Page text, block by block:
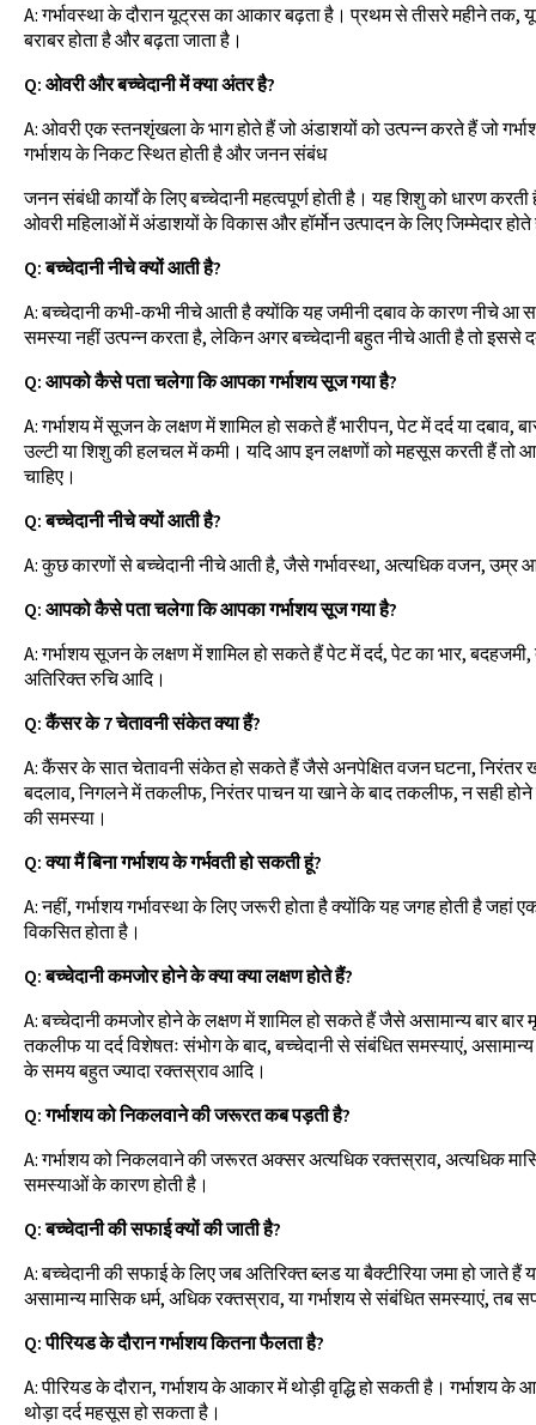
A: गर्भावस्था के दौरान यूट्रस का आकार बढ़ता है। प्रथम से तीसरे महीने
बराबर होता है और बढ़ता जाता है।
Q: ओवरी और बच्चेदानी में क्या अंतर है?
A: ओवरी एक स्तनशृंखला के भाग होते हैं जो अंडाशयों को उत्पन्न करते हैं जो
गर्भाशय के निकट स्थित होती है और जनन संबंध
जनन संबंधी कार्यों के लिए बच्चेदानी महत्वपूर्ण होती है। यह शिशु को धारण
ओवरी महिलाओं में अंडाशयों के विकास और हॉर्मोन उत्पादन के लिए जिम्मेदार
Q: बच्चेदानी नीचे क्यों आती है?
A: बच्चेदानी कभी-कभी नीचे आती है क्योंकि यह जमीनी दबाव के कारण नीचे आ
समस्या नहीं उत्पन्न करता है, लेकिन अगर बच्चेदानी बहुत नीचे आती है तो इससे
Q: आपको कैसे पता चलेगा कि आपका गर्भाशय सूज गया है?
A: गर्भाशय में सूजन के लक्षण में शामिल हो सकते हैं भारीपन, पेट में दर्द या दबाव,
उल्टी या शिशु की हलचल में कमी। यदि आप इन लक्षणों को महसूस करती हैं तो
चाहिए।
Q: बच्चेदानी नीचे क्यों आती है?
A: कुछ कारणों से बच्चेदानी नीचे आती है, जैसे गर्भावस्था, अत्यधिक वजन, उम्र
Q: आपको कैसे पता चलेगा कि आपका गर्भाशय सूज गया है?
A: गर्भाशय सूजन के लक्षण में शामिल हो सकते हैं पेट में दर्द, पेट का भार,
अतिरिक्त रुचि आदि।
Q: कैंसर के 7 चेतावनी संकेत क्या हैं?
A: कैंसर के सात चेतावनी संकेत हो सकते हैं जैसे अनपेक्षित वजन घटना, निरंतर
बदलाव, निगलने में तकलीफ, निरंतर पाचन या खाने के बाद तकलीफ, न सही
की समस्या।
Q: क्या मैं बिना गर्भाशय के गर्भवती हो सकती हूं?
A: नहीं, गर्भाशय गर्भावस्था के लिए जरूरी होता है क्योंकि यह जगह होती है
विकसित होता है।
Q: बच्चेदानी कमजोर होने के क्या क्या लक्षण होते हैं?
A: बच्चेदानी कमजोर होने के लक्षण में शामिल हो सकते हैं जैसे असामान्य बार बार
तकलीफ या दर्द विशेषतः संभोग के बाद, बच्चेदानी से संबंधित समस्याएं,
के समय बहुत ज्यादा रक्तस्राव आदि।
Q: गर्भाशय को निकलवाने की जरूरत कब पड़ती है?
A: गर्भाशय को निकलवाने की जरूरत अक्सर अत्यधिक रक्तस्राव, अत्यधिक
समस्याओं के कारण होती है।
Q: बच्चेदानी की सफाई क्यों की जाती है?
A: बच्चेदानी की सफाई के लिए जब अतिरिक्त ब्लड या बैक्टीरिया जमा हो जाते
असामान्य मासिक धर्म, अधिक रक्तस्राव, या गर्भाशय से संबंधित समस्याएं, तब
Q: पीरियड के दौरान गर्भाशय कितना फैलता है?
A: पीरियड के दौरान, गर्भाशय के आकार में थोड़ी वृद्धि हो सकती है। गर्भाशय के
थोड़ा दर्द महसूस हो सकता है।